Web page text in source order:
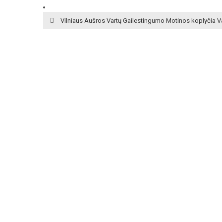
Vilniaus Aušros Vartų Gailestingumo Motinos koplyčia